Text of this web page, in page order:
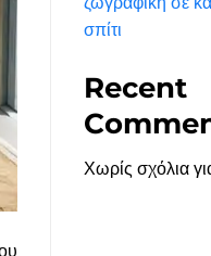
σπίτι
Recent
Χωρίς σχόλια